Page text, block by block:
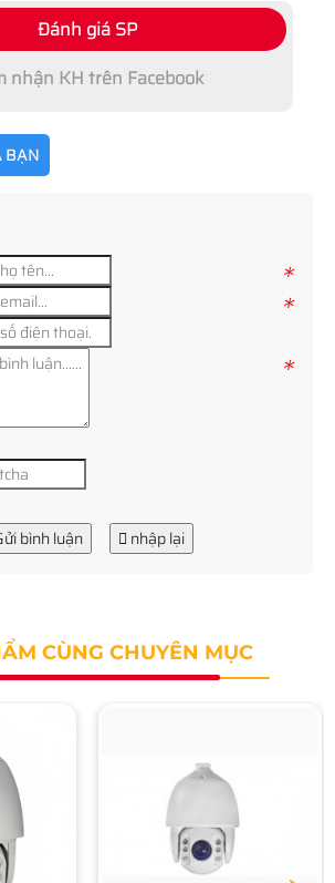
Đánh giá SP
nhận KH trên Facebook
BẠN
*
*
*
bình luận nhập lại
CÙNG CHUYÊN MỤC
HDS-PT5225IR-A
11.890.000 đ